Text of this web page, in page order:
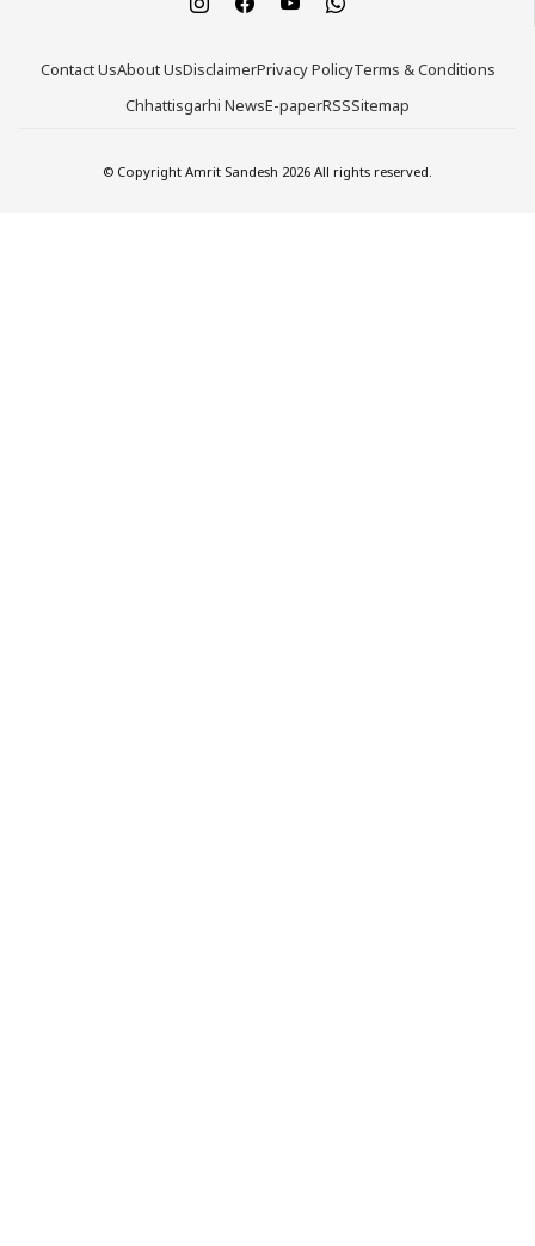
Contact UsAbout UsDisclaimerPrivacy PolicyTerms & Conditions
Chhattisgarhi NewsE-paperRSSSitemap
© Copyright Amrit Sandesh 2026 All rights reserved.